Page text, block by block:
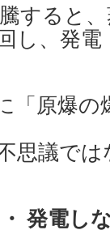
すると
し、発電
「原爆
思議で
・ 発電し